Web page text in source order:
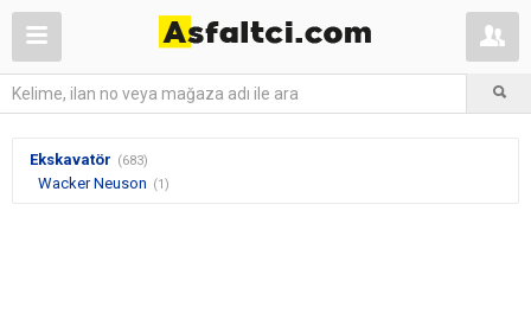
Ekskavatör (683)
Wacker Neuson (1)